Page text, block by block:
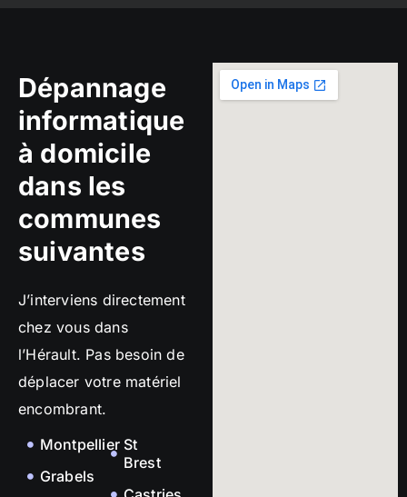
Dépannage
informatique
à domicile
dans les
communes
suivantes
J’interviens directement
chez vous dans
l’Hérault. Pas besoin de
déplacer votre matériel
encombrant.
Montpellier
Grabels
St
Brest